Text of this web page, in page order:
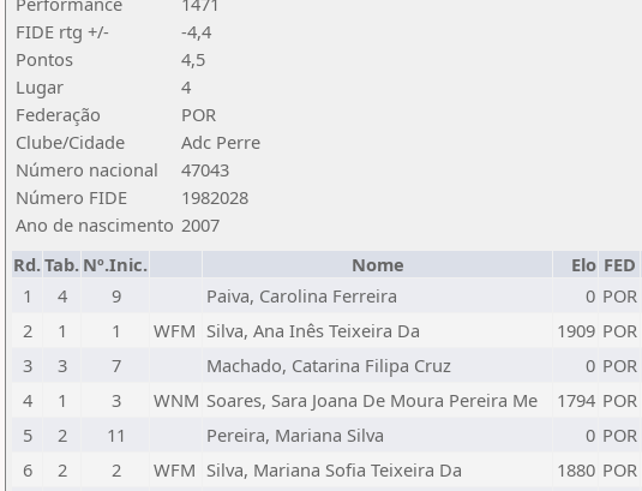
FIDE rtg +/-
-4,4
Pontos
4,5
Lugar
4
Federação
POR
Clube/Cidade
Adc Perre
Número nacional
47043
Número FIDE
1982028
Ano de nascimento 2007
Rd.Tab. Nº.Inic. Nome Elo FED
1
4 9 Paiva, Carolina Ferreira 0 POR
2
1 1 WFM Silva, Ana Inês Teixeira Da 1909 POR
3
3 7 Machado, Catarina Filipa Cruz 0 POR
4
1 3 WNM Soares, Sara Joana De Moura Pereira Me 1794 POR
5
2 11 Pereira, Mariana Silva 0 POR
6
2 2 WFM Silva, Mariana Sofia Teixeira Da 1880 POR